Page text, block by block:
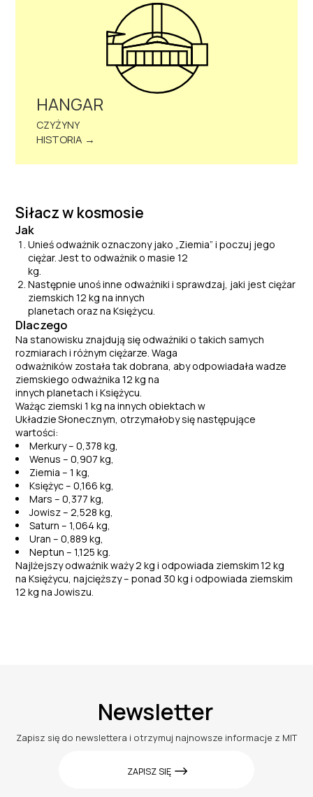
HANGAR
CZYŻYNY
HISTORIA →
Siłacz w kosmosie
Jak
Unieś odważnik oznaczony jako „Ziemia” i poczuj jego
ciężar. Jest to odważnik o masie 12
kg.
Następnie unoś inne odważniki i sprawdzaj, jaki jest ciężar
ziemskich 12 kg na innych
planetach oraz na Księżycu.
Dlaczego
Na stanowisku znajdują się odważniki o takich samych
rozmiarach i różnym ciężarze. Waga
odważników została tak dobrana, aby odpowiadała wadze
ziemskiego odważnika 12 kg na
innych planetach i Księżycu.
Ważąc ziemski 1 kg na innych obiektach w
Układzie Słonecznym, otrzymałoby się następujące
wartości:
Merkury – 0,378 kg,
Wenus – 0,907 kg,
Ziemia – 1 kg,
Księżyc – 0,166 kg,
Mars – 0,377 kg,
Jowisz – 2,528 kg,
Saturn – 1,064 kg,
Uran – 0,889 kg,
Neptun – 1,125 kg.
Najlżejszy odważnik waży 2 kg i odpowiada ziemskim 12 kg
na Księżycu, najcięższy – ponad 30 kg i odpowiada ziemskim
12 kg na Jowiszu.
Newsletter
Zapisz się do newslettera i otrzymuj najnowsze informacje z MIT
ZAPISZ SIĘ